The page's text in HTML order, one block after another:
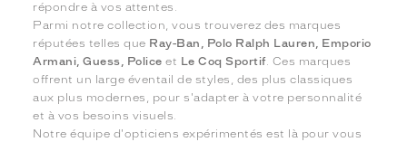
répondre à vos attentes.
Parmi notre collection, vous trouverez des marques
réputées telles que Ray-Ban, Polo Ralph Lauren, Emporio
Armani, Guess, Police et Le Coq Sportif. Ces marques
offrent un large éventail de styles, des plus classiques
aux plus modernes, pour s'adapter à votre personnalité
et à vos besoins visuels.
Notre équipe d'opticiens expérimentés est là pour vous